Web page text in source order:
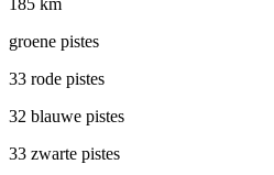
185 km
groene pistes
33 rode pistes
32 blauwe pistes
33 zwarte pistes